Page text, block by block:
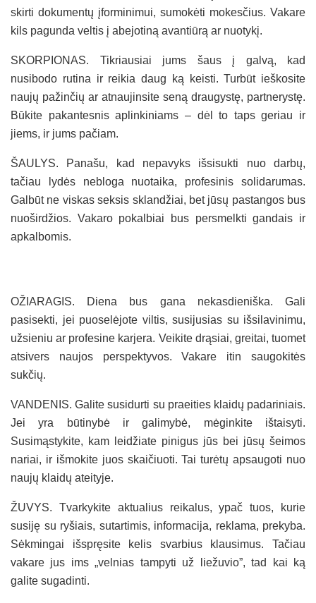
skirti dokumentų įforminimui, sumokėti mokesčius. Vakare
kils pagunda veltis į abejotiną avantiūrą ar nuotykį.
SKORPIONAS. Tikriausiai jums šaus į galvą, kad
nusibodo rutina ir reikia daug ką keisti. Turbūt ieškosite
naujų pažinčių ar atnaujinsite seną draugystę, partnerystę.
Būkite pakantesnis aplinkiniams – dėl to taps geriau ir
jiems, ir jums pačiam.
ŠAULYS. Panašu, kad nepavyks išsisukti nuo darbų,
tačiau lydės nebloga nuotaika, profesinis solidarumas.
Galbūt ne viskas seksis sklandžiai, bet jūsų pastangos bus
nuoširdžios. Vakaro pokalbiai bus persmelkti gandais ir
apkalbomis.
OŽIARAGIS. Diena bus gana nekasdieniška. Gali
pasisekti, jei puoselėjote viltis, susijusias su išsilavinimu,
užsieniu ar profesine karjera. Veikite drąsiai, greitai, tuomet
atsivers naujos perspektyvos. Vakare itin saugokitės
sukčių.
VANDENIS. Galite susidurti su praeities klaidų padariniais.
Jei yra būtinybė ir galimybė, mėginkite ištaisyti.
Susimąstykite, kam leidžiate pinigus jūs bei jūsų šeimos
nariai, ir išmokite juos skaičiuoti. Tai turėtų apsaugoti nuo
naujų klaidų ateityje.
ŽUVYS. Tvarkykite aktualius reikalus, ypač tuos, kurie
susiję su ryšiais, sutartimis, informacija, reklama, prekyba.
Sėkmingai išspręsite kelis svarbius klausimus. Tačiau
vakare jus ims „velnias tampyti už liežuvio”, tad kai ką
galite sugadinti.